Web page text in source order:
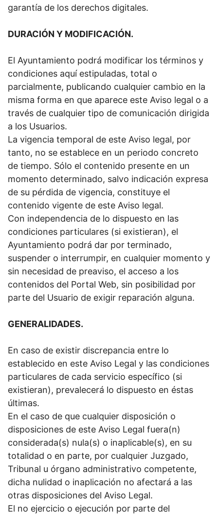
garantía de los derechos digitales.
DURACIÓN Y MODIFICACIÓN.
El Ayuntamiento podrá modificar los términos y
condiciones aquí estipuladas, total o
parcialmente, publicando cualquier cambio en la
misma forma en que aparece este Aviso legal o a
través de cualquier tipo de comunicación dirigida
a los Usuarios.
La vigencia temporal de este Aviso legal, por
tanto, no se establece en un periodo concreto
de tiempo. Sólo el contenido presente en un
momento determinado, salvo indicación expresa
de su pérdida de vigencia, constituye el
contenido vigente de este Aviso legal.
Con independencia de lo dispuesto en las
condiciones particulares (si existieran), el
Ayuntamiento podrá dar por terminado,
suspender o interrumpir, en cualquier momento y
sin necesidad de preaviso, el acceso a los
contenidos del Portal Web, sin posibilidad por
parte del Usuario de exigir reparación alguna.
GENERALIDADES.
En caso de existir discrepancia entre lo
establecido en este Aviso Legal y las condiciones
particulares de cada servicio específico (si
existieran), prevalecerá lo dispuesto en éstas
últimas.
En el caso de que cualquier disposición o
disposiciones de este Aviso Legal fuera(n)
considerada(s) nula(s) o inaplicable(s), en su
totalidad o en parte, por cualquier Juzgado,
Tribunal u órgano administrativo competente,
dicha nulidad o inaplicación no afectará a las
otras disposiciones del Aviso Legal.
El no ejercicio o ejecución por parte del